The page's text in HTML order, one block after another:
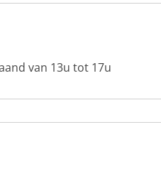
van 13u tot 17u